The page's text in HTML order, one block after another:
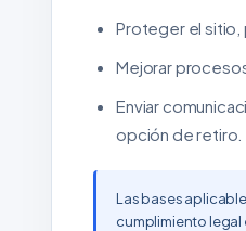
Proteger el sitio,
Mejorar
Enviar
opción de retiro.
Las bases
cumplimiento legal